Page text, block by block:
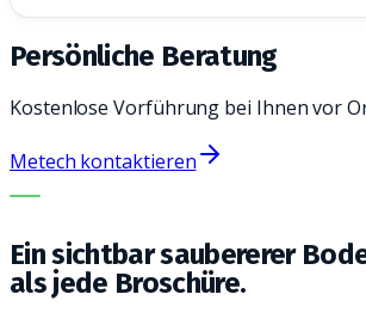
Persönliche Beratung
Kostenlose Vorführung bei Ihnen vor
Metech kontaktieren
DIE RICHTIGE MASCHINE. DER BESTE
Ein sichtbar saubererer
als jede Broschüre.